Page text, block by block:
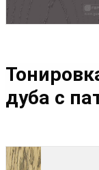
дуба с